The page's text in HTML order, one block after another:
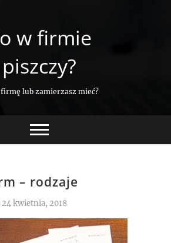
w firmie
piszczy?
lub zamierzasz mieć?
– rodzaje
24 kwietnia, 2018